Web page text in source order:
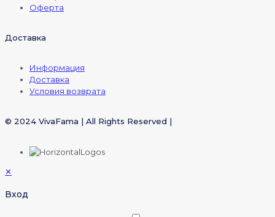
Оферта
Доставка
Информация
Доставка
Условия возврата
© 2024 VivaFama | All Rights Reserved |
✕
Вход